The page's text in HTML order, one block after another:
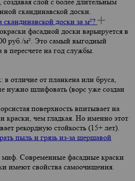
скандинавской доски.
скандинавской доски за м²?
фасадной доски варьируется в
руб./м². Это самый выгодный
в пересчете на год службы.
в отличие от планкена или бруса,
нужно шлифовать (ворс уже создан
поверхность впитывает на
краски, чем гладкая. Но именно этот
рекордную стойкость (15+ лет).
пыль и грязь из-за шершавой
Современные фасадные краски
имеют свойства самоочищения.